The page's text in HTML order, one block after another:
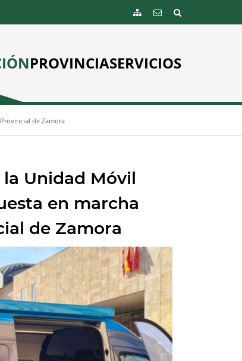
PROVINCIASERVICIOS
de Zamora
Unidad Móvil
en marcha
de Zamora